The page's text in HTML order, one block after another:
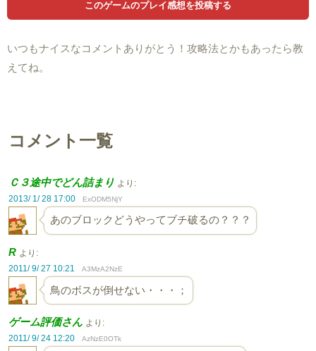
いつもナイスなコメントありがとう！攻略法とかもあったら教
えてね。
コメント一覧
Ｃ３途中でどん詰まり より:
2013/ 1/ 28 17:00
ExODM5NjY
あのブロックどうやってブチ破るの？？？
R より:
2011/ 9/ 27 10:21
A3MzA2NzE
鳥のボスが倒せない・・・；
ゲーム評価さん より:
2011/ 9/ 24 12:20
AzNzE0OTk